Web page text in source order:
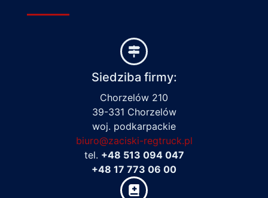
Siedziba firmy:
Chorzelów 210
39-331 Chorzelów
woj. podkarpackie
biuro@zaciski-regtruck.pl
tel. +48 513 094 047
+48 17 773 06 00